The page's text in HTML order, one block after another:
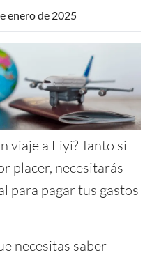
enero de 2025
viaje a Fiyi? Tanto si
placer, necesitarás
para pagar tus gastos
necesitas saber